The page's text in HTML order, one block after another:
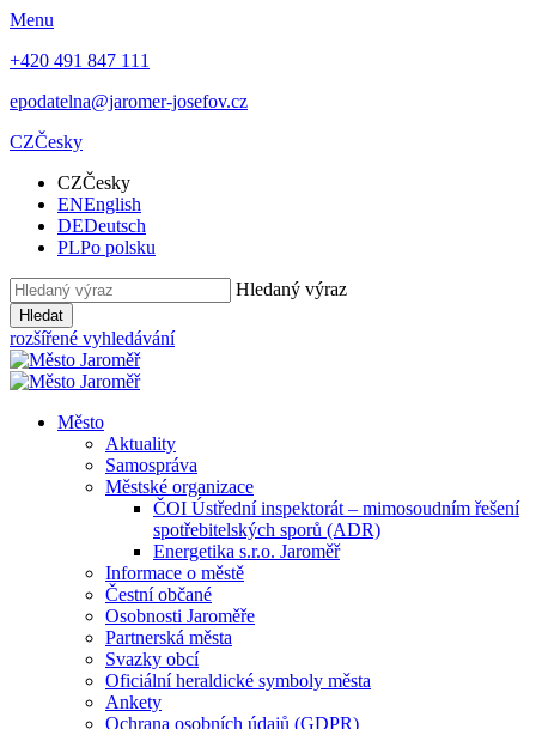
Menu
+420 491 847 111
epodatelna@jaromer-josefov.cz
CZČesky
CZČesky
ENEnglish
DEDeutsch
PLPo polsku
Hledaný výraz
Hledat
rozšířené vyhledávání
Město
Aktuality
Samospráva
Městské organizace
ČOI Ústřední inspektorát – mimosoudním řešení
spotřebitelských sporů (ADR)
Energetika s.r.o. Jaroměř
Informace o městě
Čestní občané
Osobnosti Jaroměře
Partnerská města
Svazky obcí
Oficiální heraldické symboly města
Ankety
Ochrana osobních údajů (GDPR)